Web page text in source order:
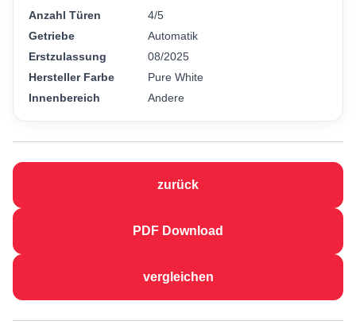
Anzahl Türen
4/5
Getriebe
Automatik
Erstzulassung
08/2025
Hersteller Farbe
Pure White
Innenbereich
Andere
zurück
PDF Download
vergleichen